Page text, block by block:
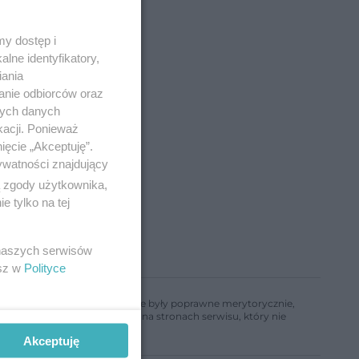
informacje w nim zawarte były poprawne merytorycznie,
informacji zamieszczonych na stronach serwisu, który nie
dostęp i
identyfikatory,
odbiorców oraz
danych
Ponieważ
„Akceptuję”.
znajdujący
użytkownika,
tylko na tej
serwisów
w Polityce
Akceptuję